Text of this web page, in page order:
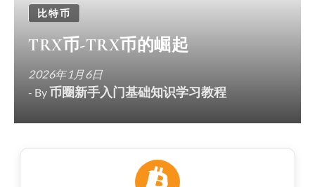
比特币
TRX币-TRX币的崛起
2026年1月6日
- By币圈新手入门基础知识学习教程